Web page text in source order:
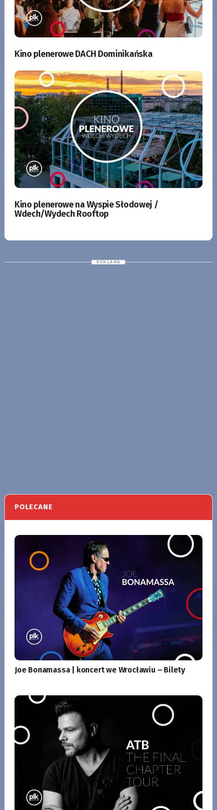
Kino plenerowe DACH Dominikańska
Kino plenerowe na Wyspie Słodowej /
Wdech/Wydech Rooftop
POLECANE
Joe Bonamassa | koncert we Wrocławiu – Bilety